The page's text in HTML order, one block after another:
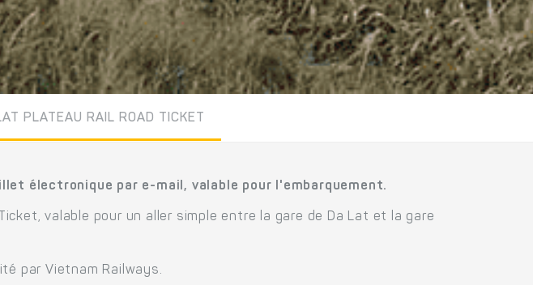
PLATEAU RAIL ROAD TICKET
électronique par e-mail, valable pour l'embarquement.
valable pour un aller simple entre la gare de Da Lat et la gare
par Vietnam Railways.